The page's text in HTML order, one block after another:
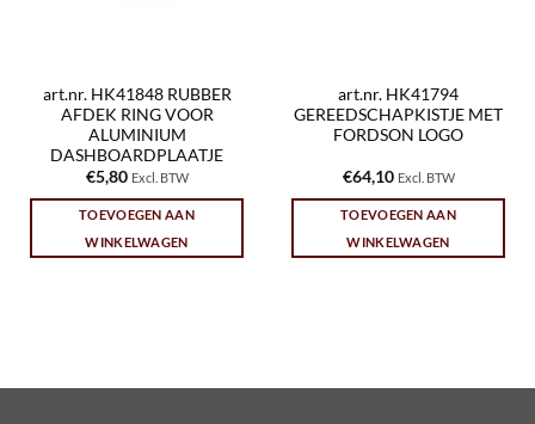
art.nr. HK41848 RUBBER
AFDEK RING VOOR
ALUMINIUM
DASHBOARDPLAATJE
€5,80 Excl. BTW
TOEVOEGEN AAN
WINKELWAGEN
art.nr. HK41794
GEREEDSCHAPKISTJE MET
FORDSON LOGO
€64,10 Excl. BTW
TOEVOEGEN AAN
WINKELWAGEN